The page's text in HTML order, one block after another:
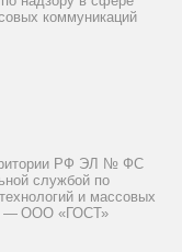
коммуникаций
РФ ЭЛ № ФС
службой по
и массовых
— ООО «ГОСТ»